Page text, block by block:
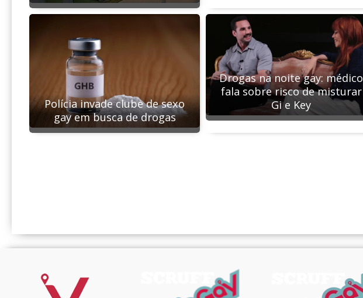
Polícia invade clube de sexo
gay em busca de drogas
Drogas na noite gay: médico
fala sobre risco de misturar
Gi e Key